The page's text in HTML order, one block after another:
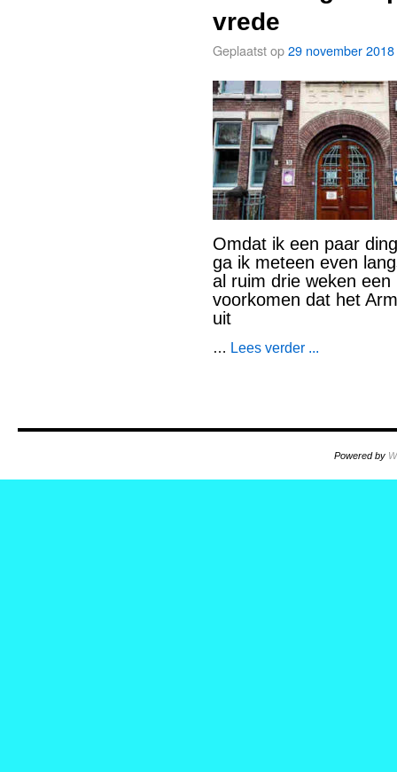
vrede
Geplaatst op29 november 2018
Omdat ik een paar
ga ik meteen even
al ruim drie weken
voorkomen dat het
uit
… Lees verder ...
Powered by